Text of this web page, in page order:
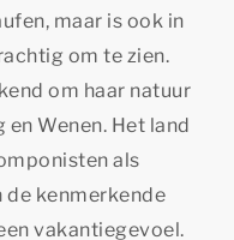
maar is ook in
om te zien.
om haar natuur
Wenen. Het land
als
de kenmerkende
vakantiegevoel.